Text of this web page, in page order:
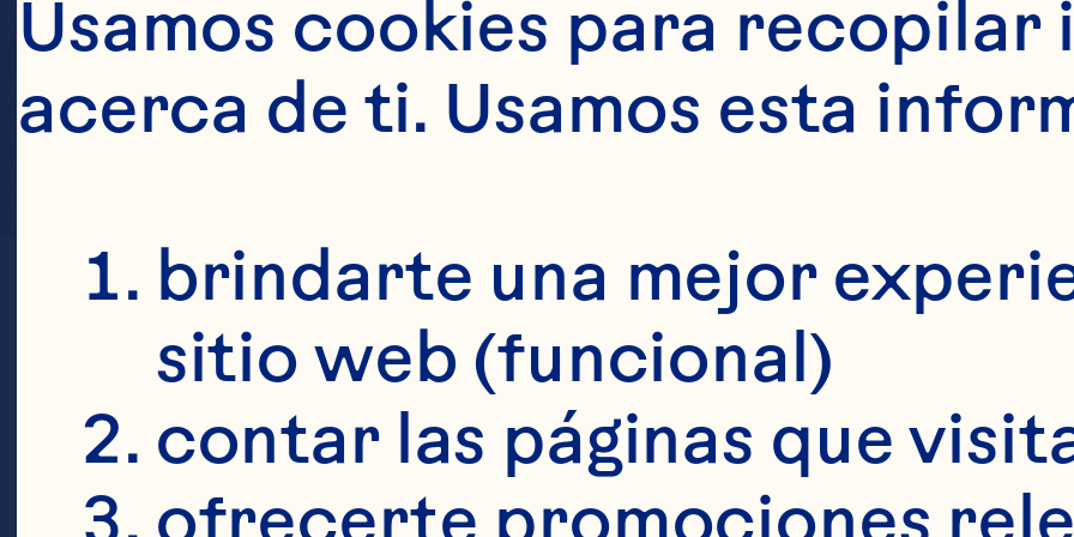
Usamos cookies para
acerca de ti. Usamos esta
brindarte una mejor
sitio web (funcional)
contar las páginas que
ofrecerte promociones